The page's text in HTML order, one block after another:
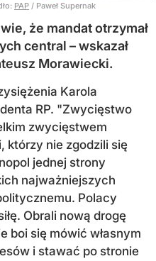
PAP / Paweł Supernak
że mandat otrzymał
central – wskazał
Morawiecki.
Karola
RP. "Zwycięstwo
zwycięstwem
którzy nie zgodzili się
jednej strony
najważniejszych
Polacy
Obrali nową drogę
boi się mówić własnym
i stawać po stronie